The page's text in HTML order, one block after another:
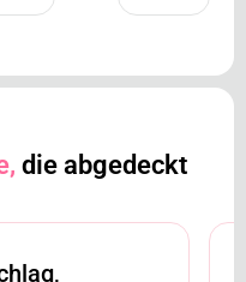
die abgedeckt